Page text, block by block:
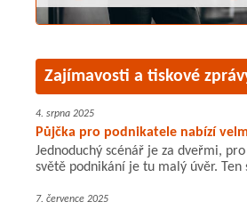
Zajímavosti a tiskové
4. srpna 2025
Půjčka pro podnikatele nabízí
Jednoduchý scénář je za dveřmi,
světě podnikání je tu malý úvěr. Ten
7. července 2025